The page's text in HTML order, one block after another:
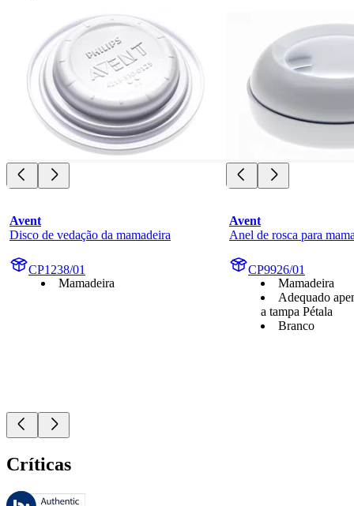
Avent
Disco de vedação da mamadeira
CP1238/01
Mamadeira
Avent
Anel de rosca para
CP9926/01
Mamadeira
Adequado
a tampa Pétala
Branco
Críticas
Essas avaliações são gerenciadas pelo Bazaarvoice e estão em